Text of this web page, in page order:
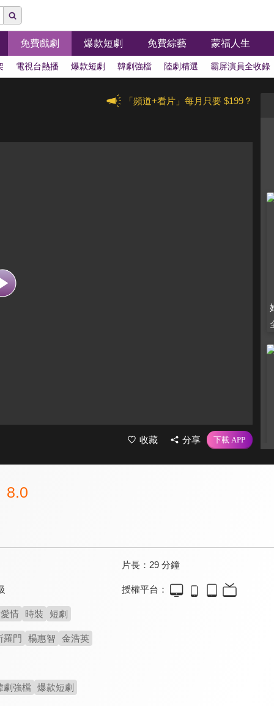
免費戲劇 爆款短劇 免費綜藝 蒙福人生
電視台熱播 爆款短劇 韓劇強檔 陸劇精選 霸屏演員全收錄
「頻道+看片」每月只要 $199？
收藏 分享
8.0
片長： 29 分鐘
授權平台：
愛情 時裝 短劇
羅門 楊惠智 金浩英
劇強檔 爆款短劇